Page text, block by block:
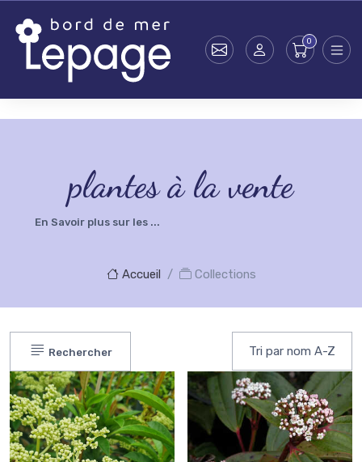
plantes à la vente
En Savoir plus sur les ...
Accueil Collections
Rechercher